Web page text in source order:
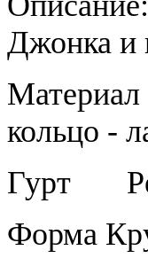
Джонка и
Материал
кольцо -
Гурт
Форма